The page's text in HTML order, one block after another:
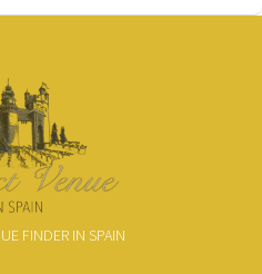
FINDER IN SPAIN